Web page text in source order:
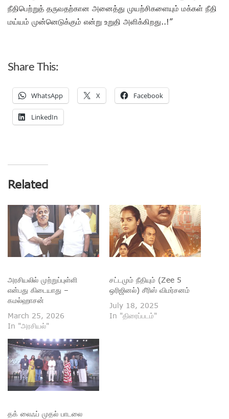
நீதிபெற்றுத் தருவதற்கான அனைத்து முயற்சிகளையும் மக்கள் நீதி
மய்யம் முன்னெடுக்கும் என்று உறுதி அளிக்கிறது..!”
Share This:
WhatsApp X Facebook
LinkedIn
Related
அரசியலில் முற்றுப்புள்ளி
என்பது கிடையாது –
கமல்ஹாசன்
March 25, 2026
In "அரசியல்"
சட்டமும் நீதியும் (Zee 5
ஒரிஜினல்) சீரிஸ் விமர்சனம்
July 18, 2025
In "திரைப்படம்"
தக் லைஃப் முதல் பாடலை